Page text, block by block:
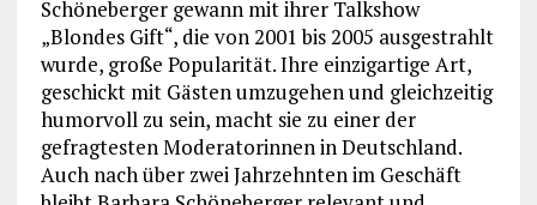
Schöneberger gewann mit ihrer Talkshow
„Blondes Gift“, die von 2001 bis 2005 ausgestrahlt
wurde, große Popularität. Ihre einzigartige Art,
geschickt mit Gästen umzugehen und gleichzeitig
humorvoll zu sein, macht sie zu einer der
gefragtesten Moderatorinnen in Deutschland.
Auch nach über zwei Jahrzehnten im Geschäft